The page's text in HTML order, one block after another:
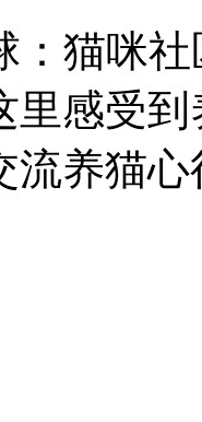
：猫咪
里感受
流养猫心